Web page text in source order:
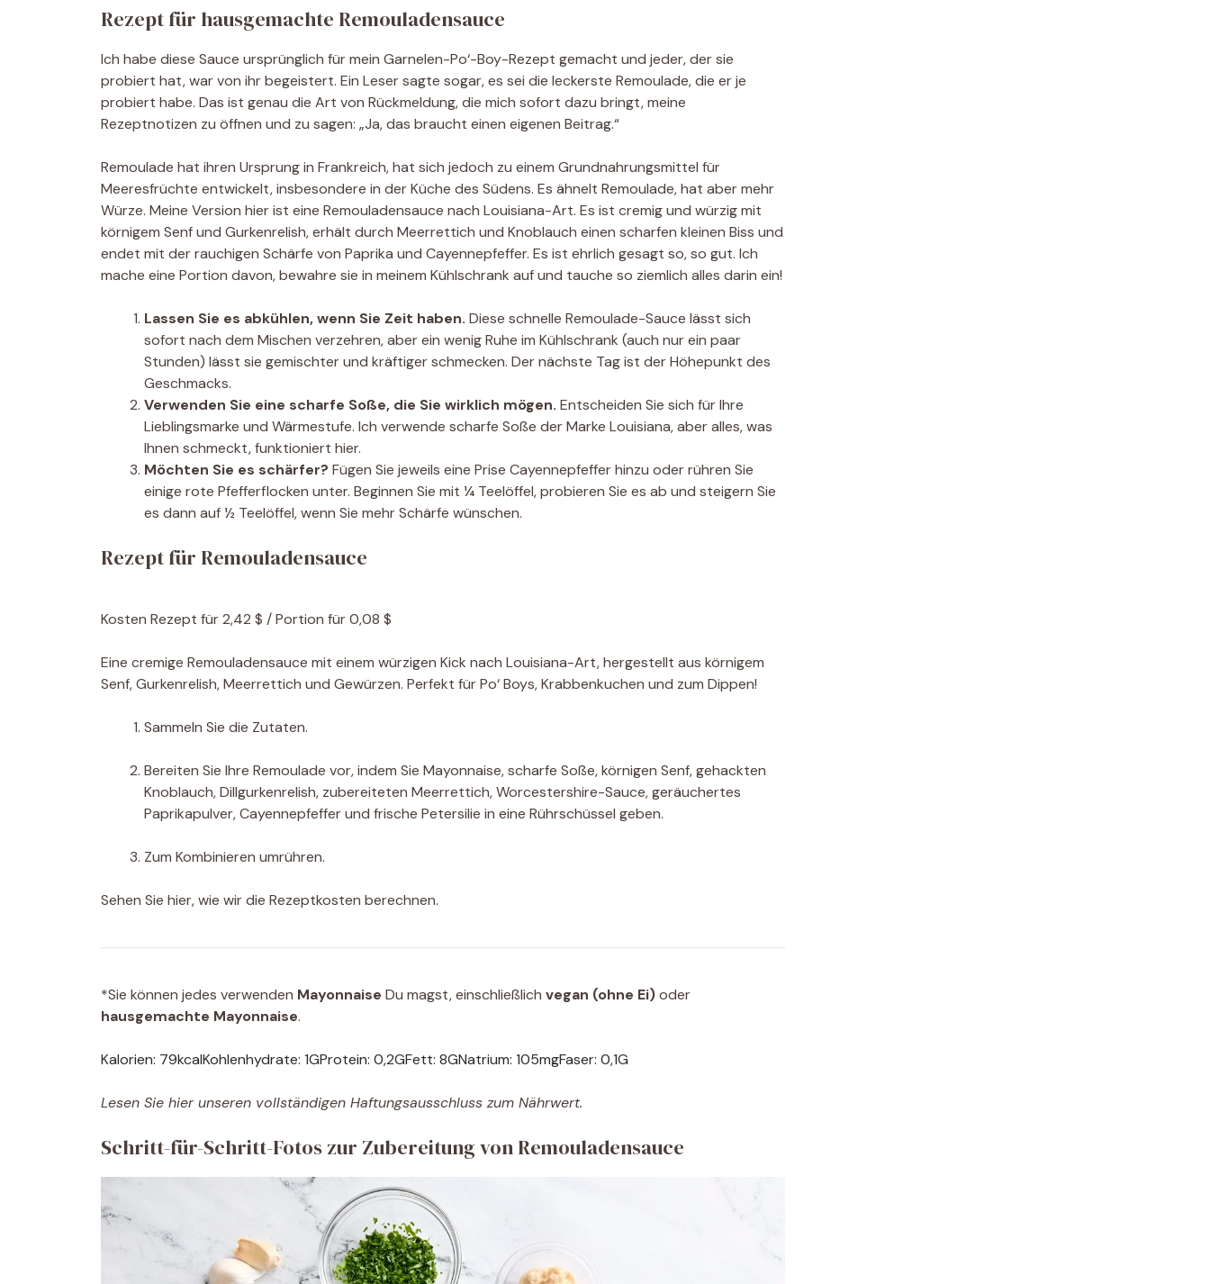
Rezept für hausgemachte Remouladensauce
Ich habe diese Sauce ursprünglich für mein Garnelen-Po‘-Boy-Rezept gemacht und jeder, der sie
probiert hat, war von ihr begeistert. Ein Leser sagte sogar, es sei die leckerste Remoulade, die er je
probiert habe. Das ist genau die Art von Rückmeldung, die mich sofort dazu bringt, meine
Rezeptnotizen zu öffnen und zu sagen: „Ja, das braucht einen eigenen Beitrag.“
Remoulade hat ihren Ursprung in Frankreich, hat sich jedoch zu einem Grundnahrungsmittel für
Meeresfrüchte entwickelt, insbesondere in der Küche des Südens. Es ähnelt Remoulade, hat aber mehr
Würze. Meine Version hier ist eine Remouladensauce nach Louisiana-Art. Es ist cremig und würzig mit
körnigem Senf und Gurkenrelish, erhält durch Meerrettich und Knoblauch einen scharfen kleinen Biss und
endet mit der rauchigen Schärfe von Paprika und Cayennepfeffer. Es ist ehrlich gesagt so, so gut. Ich
mache eine Portion davon, bewahre sie in meinem Kühlschrank auf und tauche so ziemlich alles darin ein!
Lassen Sie es abkühlen, wenn Sie Zeit haben. Diese schnelle Remoulade-Sauce lässt sich
sofort nach dem Mischen verzehren, aber ein wenig Ruhe im Kühlschrank (auch nur ein paar
Stunden) lässt sie gemischter und kräftiger schmecken. Der nächste Tag ist der Höhepunkt des
Geschmacks.
Verwenden Sie eine scharfe Soße, die Sie wirklich mögen. Entscheiden Sie sich für Ihre
Lieblingsmarke und Wärmestufe. Ich verwende scharfe Soße der Marke Louisiana, aber alles, was
Ihnen schmeckt, funktioniert hier.
Möchten Sie es schärfer? Fügen Sie jeweils eine Prise Cayennepfeffer hinzu oder rühren Sie
einige rote Pfefferflocken unter. Beginnen Sie mit ¼ Teelöffel, probieren Sie es ab und steigern Sie
es dann auf ½ Teelöffel, wenn Sie mehr Schärfe wünschen.
Rezept für Remouladensauce
Kosten Rezept für 2,42 $ / Portion für 0,08 $
Eine cremige Remouladensauce mit einem würzigen Kick nach Louisiana-Art, hergestellt aus körnigem
Senf, Gurkenrelish, Meerrettich und Gewürzen. Perfekt für Po‘ Boys, Krabbenkuchen und zum Dippen!
Sammeln Sie die Zutaten.
Bereiten Sie Ihre Remoulade vor, indem Sie Mayonnaise, scharfe Soße, körnigen Senf, gehackten
Knoblauch, Dillgurkenrelish, zubereiteten Meerrettich, Worcestershire-Sauce, geräuchertes
Paprikapulver, Cayennepfeffer und frische Petersilie in eine Rührschüssel geben.
Zum Kombinieren umrühren.
Sehen Sie hier, wie wir die Rezeptkosten berechnen.
*Sie können jedes verwenden Mayonnaise Du magst, einschließlich vegan (ohne Ei)oder
hausgemachte Mayonnaise.
Kalorien: 79kcalKohlenhydrate: 1GProtein: 0,2GFett: 8GNatrium: 105mgFaser: 0,1G
Lesen Sie hier unseren vollständigen Haftungsausschluss zum Nährwert.
Schritt-für-Schritt-Fotos zur Zubereitung von Remouladensauce